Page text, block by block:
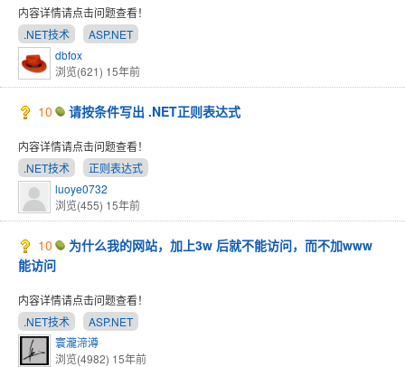
内容详情请点击问题查看！
.NET技术
ASP.NET
dbfox
浏览(621) 15年前
10 请按条件写出 .NET正则表达式
内容详情请点击问题查看！
.NET技术
正则表达式
luoye0732
浏览(455) 15年前
10
为什么我的网站，加上3w 后就不能访问，而不加www
能访问
内容详情请点击问题查看！
.NET技术
ASP.NET
寰瀧渧澊
浏览(4982) 15年前